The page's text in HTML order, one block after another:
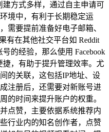
方式多样，通过自主申请可
境中，有利于长期稳定运
需要提前准备好电子邮箱、
有在其他社交平台如 Reddit
号的经验，那么使用 Facebook
捷，有助于提升管理效率。尤
的关联，这包括IP地址、设
注册后，还需要对新账号进
的时间来提升账户的权重。
点赞，主要依据系统推荐内
行业内的知名创作者，点赞